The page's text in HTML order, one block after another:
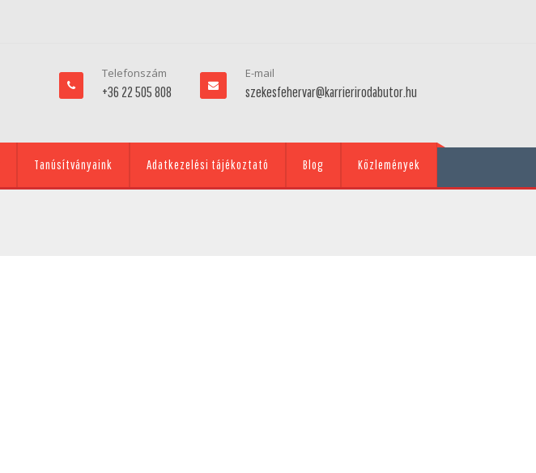
Telefonszám
+36 22 505 808
E-mail
szekesfehervar@karrierirodabutor.hu
Tanúsítványaink Adatkezelési tájékoztató Blog Közlemények